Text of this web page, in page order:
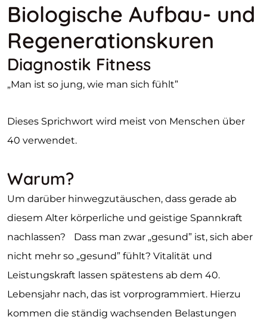
Biologische Aufbau- und
Regenerationskuren
Diagnostik Fitness
„Man ist so jung, wie man sich fühlt”
Dieses Sprichwort wird meist von Menschen über
40 verwendet.
Warum?
Um darüber hinwegzutäuschen, dass gerade ab
diesem Alter körperliche und geistige Spannkraft
nachlassen? Dass man zwar „gesund” ist, sich aber
nicht mehr so „gesund” fühlt? Vitalität und
Leistungskraft lassen spätestens ab dem 40.
Lebensjahr nach, das ist vorprogrammiert. Hierzu
kommen die ständig wachsenden Belastungen